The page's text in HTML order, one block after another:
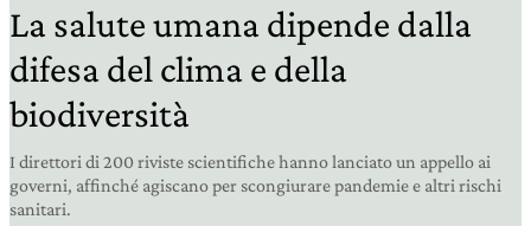
La salute umana dipende dalla
difesa del clima e della
biodiversità
I direttori di 200 riviste scientifiche hanno lanciato un appello ai
governi, affinché agiscano per scongiurare pandemie e altri rischi
sanitari.